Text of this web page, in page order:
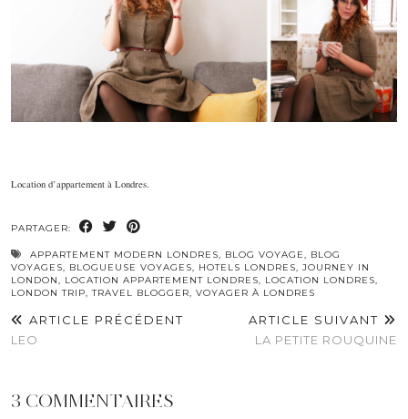
Location d’appartement à Londres.
PARTAGER:
APPARTEMENT MODERN LONDRES, BLOG VOYAGE, BLOG
VOYAGES, BLOGUEUSE VOYAGES, HOTELS LONDRES, JOURNEY IN
LONDON, LOCATION APPARTEMENT LONDRES, LOCATION LONDRES,
LONDON TRIP,TRAVEL BLOGGER, VOYAGER À LONDRES
ARTICLE PRÉCÉDENT
LEO
ARTICLE SUIVANT
LA PETITE ROUQUINE
3 COMMENTAIRES